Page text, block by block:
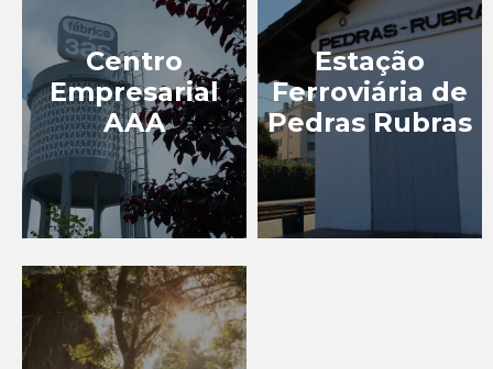
EVENTOS
BLOG
Centro
Empresarial
AAA
Estação
Ferroviária de
Pedras Rubras